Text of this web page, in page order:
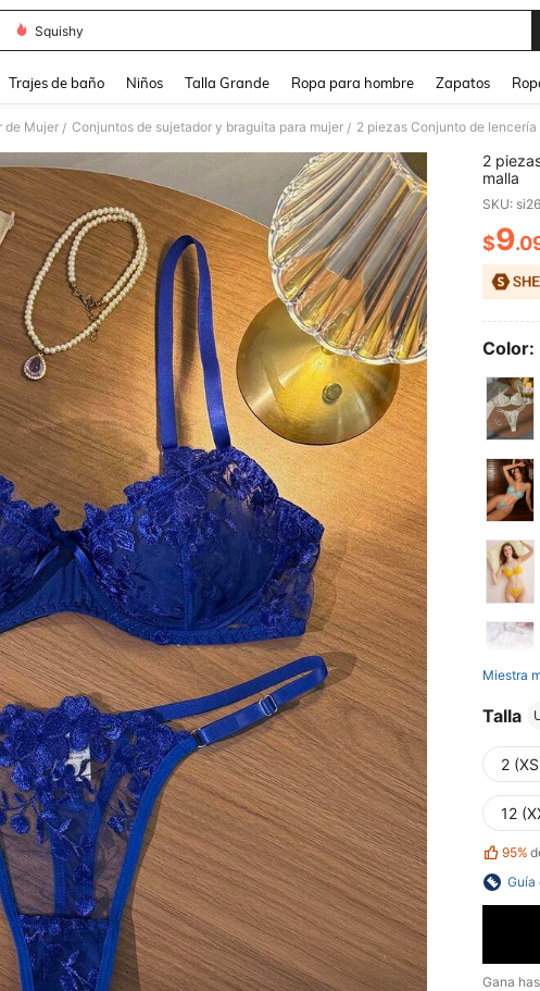
Squishy
Trajes de baño Niños Talla Grande Ropa para hombre Zapatos
de Mujer / Conjuntos de sujetador y braguita para mujer / 2 piezas Conjunto de
2
malla
$9
Color:
Miestra
Talla
2
12
95%
Guía
Gana